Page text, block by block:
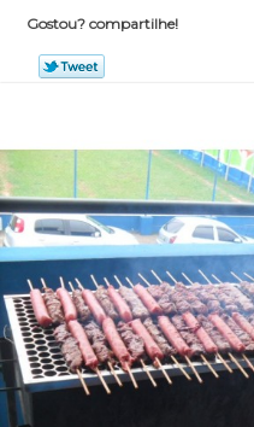
Gostou? compartilhe!